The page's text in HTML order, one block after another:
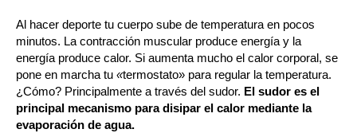
Al hacer deporte tu cuerpo sube de temperatura en pocos
minutos. La contracción muscular produce energía y la
energía produce calor. Si aumenta mucho el calor corporal, se
pone en marcha tu «termostato» para regular la temperatura.
¿Cómo? Principalmente a través del sudor. El sudor es el
principal mecanismo para disipar el calor mediante la
evaporación de agua.